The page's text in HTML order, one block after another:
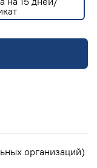
организаций)